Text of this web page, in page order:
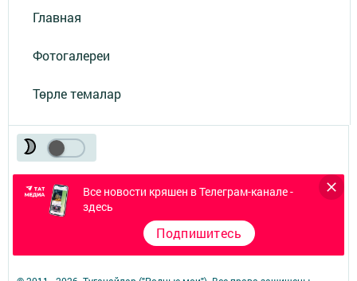
Главная
Фотогалереи
Төрле темалар
Все новости кряшен в Телеграм-канале -
здесь
Подпишитесь
Телефон АО «ТАТМЕДИА»: